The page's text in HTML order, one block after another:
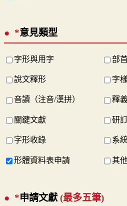
*意見類型
字形與用字 部
說文釋形 字
音讀（注音/漢拼） 釋
關鍵文獻 研
字形收錄 系
形體資料表申請 其他
*申請文獻(最多五筆)